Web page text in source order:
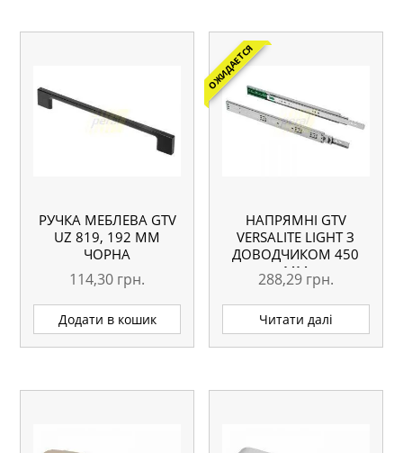
РУЧКА МЕБЛЕВА GTV
UZ 819, 192 ММ
ЧОРНА
114,30 грн.
Додати в кошик
ОЖИДАЕТСЯ
НАПРЯМНІ GTV
VERSALITE LIGHT З
ДОВОДЧИКОМ 450
ММ
288,29 грн.
Читати далі